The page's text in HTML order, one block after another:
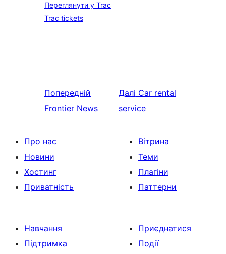
Переглянути у Trac
Trac tickets
Попередній
Frontier News
Далі Car rental
service
Про нас
Новини
Хостинг
Приватність
Вітрина
Теми
Плагіни
Паттерни
Навчання
Підтримка
Приєднатися
Події